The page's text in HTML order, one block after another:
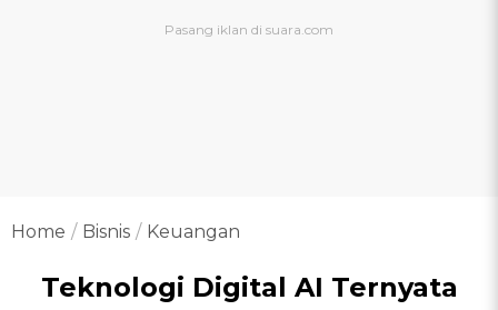
Home Bisnis Keuangan
Teknologi Digital AI Ternyata